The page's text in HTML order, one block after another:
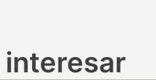
interesar